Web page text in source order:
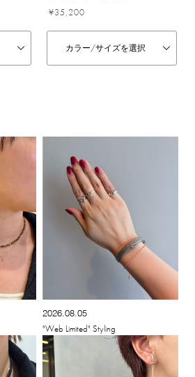
¥35,200
カラー/サイズを選択
2026.08.05
"Web Limited" Styling